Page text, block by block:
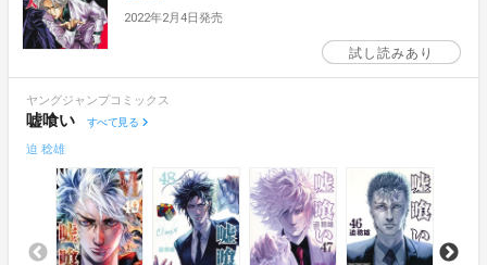
2022年2月4日発売
試し読みあり
ヤングジャンプコミックス
嘘喰い すべて見る
迫 稔雄